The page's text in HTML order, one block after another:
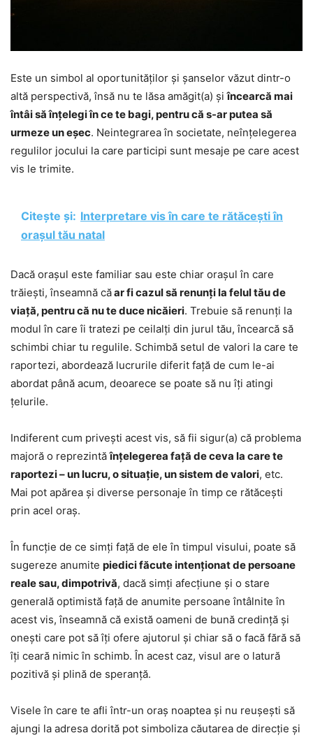
Este un simbol al oportunităților și șanselor văzut dintr-o
altă perspectivă, însă nu te lăsa amăgit(a) șiîncearcă mai
întâi să înțelegi în ce te bagi, pentru că s-ar putea să
urmeze un eșec. Neintegrarea în societate, neînțelegerea
regulilor jocului la care participi sunt mesaje pe care acest
vis le trimite.
Citește și: Interpretare vis în care te rătăcești în
orașul tău natal
Dacă orașul este familiar sau este chiar orașul în care
trăiești, înseamnă căar fi cazul să renunți la felul tău de
viață, pentru că nu te duce nicăieri. Trebuie să renunți la
modul în care îi tratezi pe ceilalți din jurul tău, încearcă să
schimbi chiar tu regulile. Schimbă setul de valori la care te
raportezi, abordează lucrurile diferit față de cum le-ai
abordat până acum, deoarece se poate să nu îți atingi
țelurile.
Indiferent cum privești acest vis, să fii sigur(a) că problema
majoră o reprezintăînțelegerea față de ceva la care te
raportezi – un lucru, o situație, un sistem de valori, etc.
Mai pot apărea și diverse personaje în timp ce rătăcești
prin acel oraș.
În funcție de ce simți față de ele în timpul visului, poate să
sugereze anumite piedici făcute intenționat de persoane
reale sau, dimpotrivă, dacă simți afecțiune și o stare
generală optimistă față de anumite persoane întâlnite în
acest vis, înseamnă că există oameni de bună credință și
onești care pot să îți ofere ajutorul și chiar să o facă fără să
îți ceară nimic în schimb. În acest caz, visul are o latură
pozitivă și plină de speranță.
Visele în care te afli într-un oraș noaptea și nu reușești să
ajungi la adresa dorită pot simboliza căutarea de direcție și